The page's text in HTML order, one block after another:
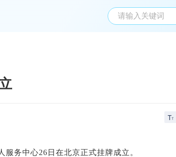
服务中心26日在北京正式挂牌成立。